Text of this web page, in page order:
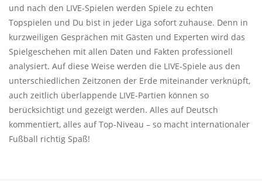
und nach den LIVE-Spielen werden Spiele zu echten
Topspielen und Du bist in jeder Liga sofort zuhause. Denn in
kurzweiligen Gesprächen mit Gästen und Experten wird das
Spielgeschehen mit allen Daten und Fakten professionell
analysiert. Auf diese Weise werden die LIVE-Spiele aus den
unterschiedlichen Zeitzonen der Erde miteinander verknüpft,
auch zeitlich überlappende LIVE-Partien können so
berücksichtigt und gezeigt werden. Alles auf Deutsch
kommentiert, alles auf Top-Niveau – so macht internationaler
Fußball richtig Spaß!